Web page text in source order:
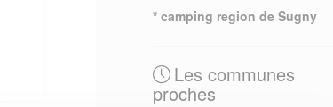
* camping region de Sugny
Les communes
proches